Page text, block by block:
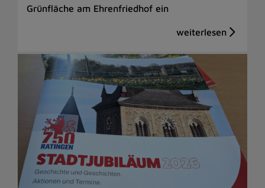
Grünfläche am Ehrenfriedhof ein